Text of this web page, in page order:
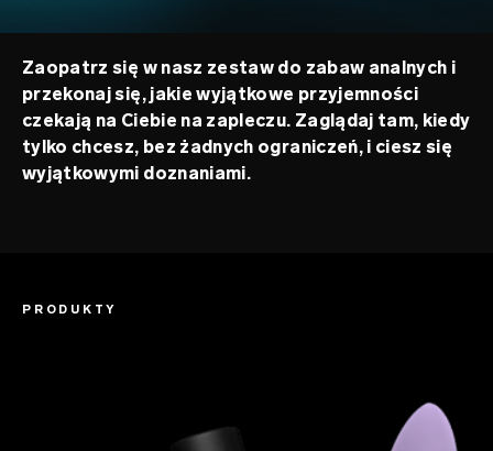
Zaopatrz się w nasz zestaw do zabaw analnych i
przekonaj się, jakie wyjątkowe przyjemności
czekają na Ciebie na zapleczu. Zaglądaj tam, kiedy
tylko chcesz, bez żadnych ograniczeń, i ciesz się
wyjątkowymi doznaniami.
PRODUKTY